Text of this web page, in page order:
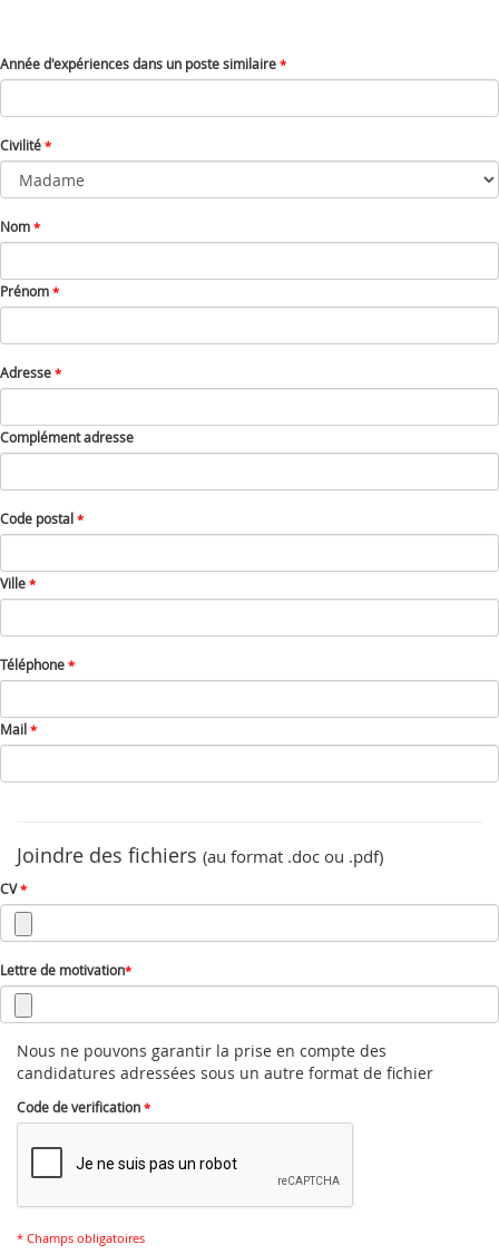
Année d'expériences dans un poste similaire *
Civilité *
Nom *
Prénom *
Adresse *
Complément adresse
Code postal *
Ville *
Téléphone *
Mail *
Joindre des fichiers (au format .doc ou .pdf)
CV*
Lettre de motivation*
Nous ne pouvons garantir la prise en compte des
candidatures adressées sous un autre format de fichier
Code de verification *
* Champs obligatoires